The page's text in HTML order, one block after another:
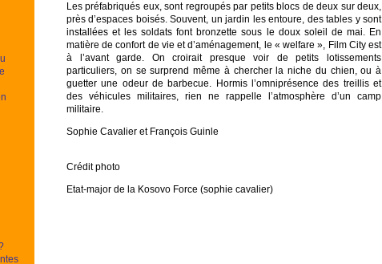
Les préfabriqués eux, sont regroupés par petits blocs de deux sur deux,
près d’espaces boisés. Souvent, un jardin les entoure, des tables y sont
installées et les soldats font bronzette sous le doux soleil de mai. En
matière de confort de vie et d’aménagement, le « welfare », Film City est
à l’avant garde. On croirait presque voir de petits lotissements
particuliers, on se surprend même à chercher la niche du chien, ou à
guetter une odeur de barbecue. Hormis l’omniprésence des treillis et
des véhicules militaires, rien ne rappelle l’atmosphère d’un camp
militaire.
Sophie Cavalier et François Guinle
Crédit photo
Etat-major de la Kosovo Force (sophie cavalier)